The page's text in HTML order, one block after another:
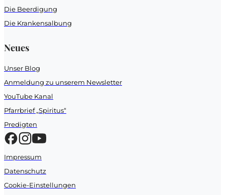
Die Beerdigung
Die Krankensalbung
Neues
Unser Blog
Anmeldung zu unserem Newsletter
YouTube Kanal
Pfarrbrief „Spiritus“
Predigten
Impressum
Datenschutz
Cookie-Einstellungen